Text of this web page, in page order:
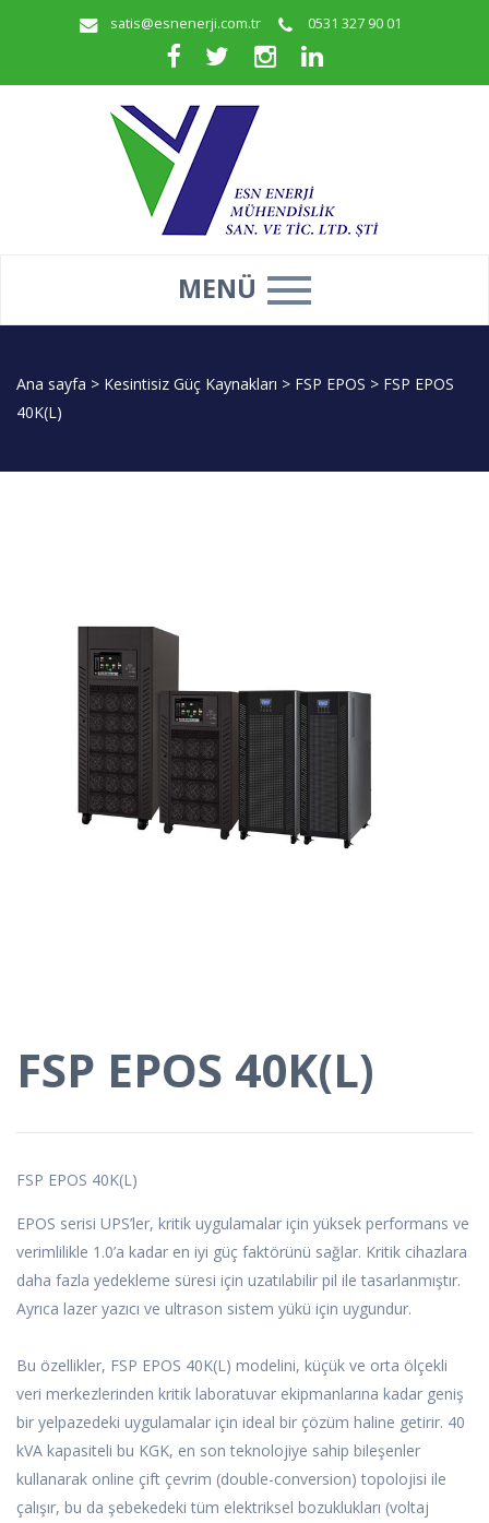
satis@esnenerji.com.tr 0531 327 90 01
MENÜ
Ana sayfa > Kesintisiz Güç Kaynakları > FSP EPOS > FSP EPOS
40K(L)
FSP EPOS 40K(L)
FSP EPOS 40K(L)
EPOS serisi UPS’ler, kritik uygulamalar için yüksek performans ve
verimlilikle 1.0’a kadar en iyi güç faktörünü sağlar. Kritik cihazlara
daha fazla yedekleme süresi için uzatılabilir pil ile tasarlanmıştır.
Ayrıca lazer yazıcı ve ultrason sistem yükü için uygundur.
Bu özellikler, FSP EPOS 40K(L) modelini, küçük ve orta ölçekli
veri merkezlerinden kritik laboratuvar ekipmanlarına kadar geniş
bir yelpazedeki uygulamalar için ideal bir çözüm haline getirir. 40
kVA kapasiteli bu KGK, en son teknolojiye sahip bileşenler
kullanarak online çift çevrim (double-conversion) topolojisi ile
çalışır, bu da şebekedeki tüm elektriksel bozuklukları (voltaj